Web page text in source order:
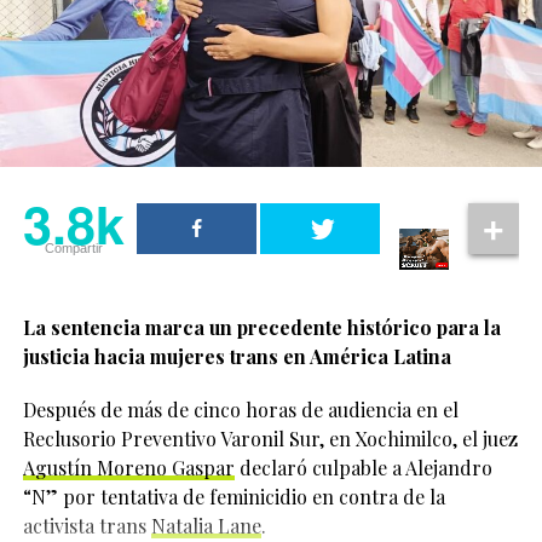
Jonathan Bailey y Cynthia Erivo
también colaboran fuera de la
pantalla
Erivo también habló sobre el trabajo de Bailey conThe
2024 para recaudar fondos destinados a grupos
LGBTQIA+ alrededor del mundo.
participar desde el inicio del proyecto y aceptó porque
entendió que el actor realmente quería generar un
impacto positivo.
“He podido vivir siendo
yo misma durante
3.8k
Compartir
3.8k
Compartir
La sentencia marca un precedente histórico para la
justicia hacia mujeres trans en América Latina
Después de más de cinco horas de audiencia en el
Reclusorio Preventivo Varonil Sur, en Xochimilco, el juez
Agustín Moreno Gaspar declaró culpable a Alejandro
“N” por tentativa de feminicidio en contra de la
activista trans Natalia Lane.